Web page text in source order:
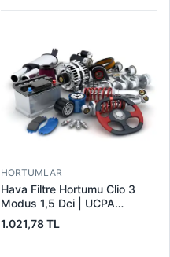
HORTUMLAR
Hava Filtre Hortumu Clio 3
Modus 1,5 Dci | UCPA
31P3002 | OEM
8200446868
1.021,78 TL